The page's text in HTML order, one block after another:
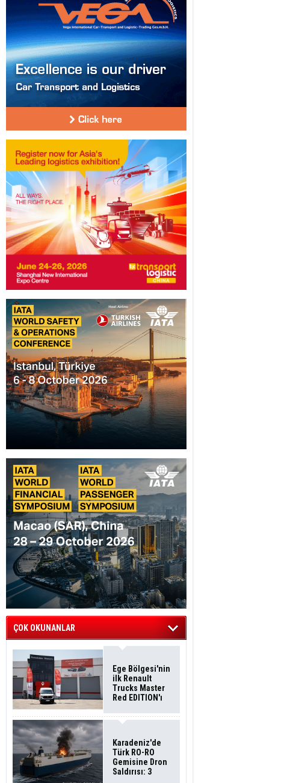
ÇOK OKUNANLAR
Ege Bölgesi'nin
ilk Renault
Trucks Master
Red EDITION'ı
Filosuna Katıldı
Karadeniz'de
Türk RO-RO
Gemisine Dron
Saldırısı: 3